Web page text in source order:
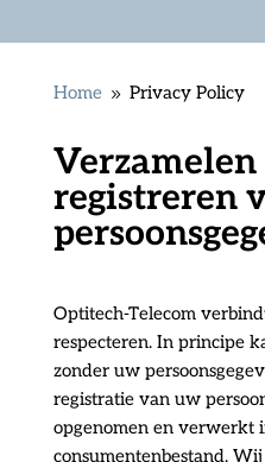
Home 9 Privacy Policy
Verzamelen
registreren
Optitech-Telecom
respecteren. In principe
zonder uw
registratie van uw
opgenomen en verwerkt
consumentenbestand.